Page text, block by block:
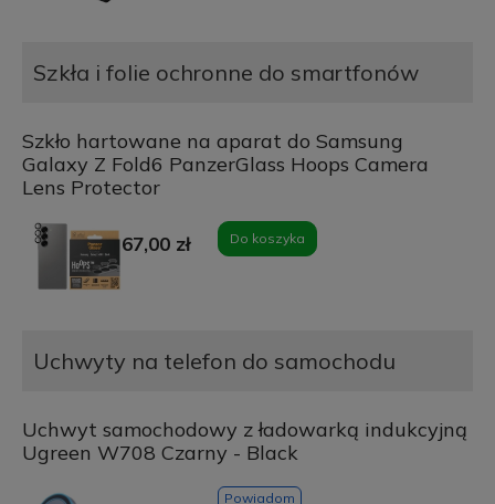
Szkła i folie ochronne do smartfonów
Szkło hartowane na aparat do Samsung
Galaxy Z Fold6 PanzerGlass Hoops Camera
Lens Protector
67,00 zł Do koszyka
Uchwyty na telefon do samochodu
Uchwyt samochodowy z ładowarką indukcyjną
Ugreen W708 Czarny - Black
Powiadom